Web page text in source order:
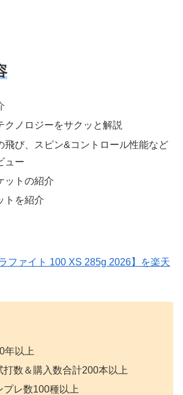
クノロジーをサクッと解説
飛び、スピン&コントロール性能など
ュー
ットの紹介
トを紹介
ファイト 100 XS 285g 2026】を楽天
年以上
打数＆購入数合計200本以上
プレ数100種以上